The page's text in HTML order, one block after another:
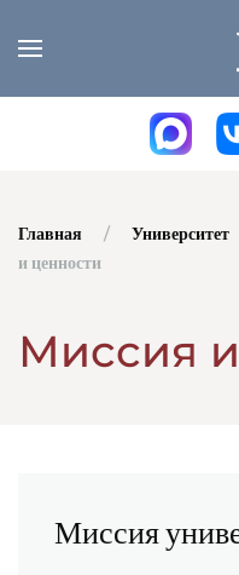
Skip to main
Главная Университет
и ценности
Миссия
Миссия